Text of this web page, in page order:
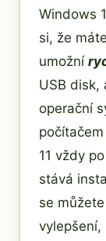
Windows
si, že
umožní
USB disk,
operační
11 vždy
stává
se